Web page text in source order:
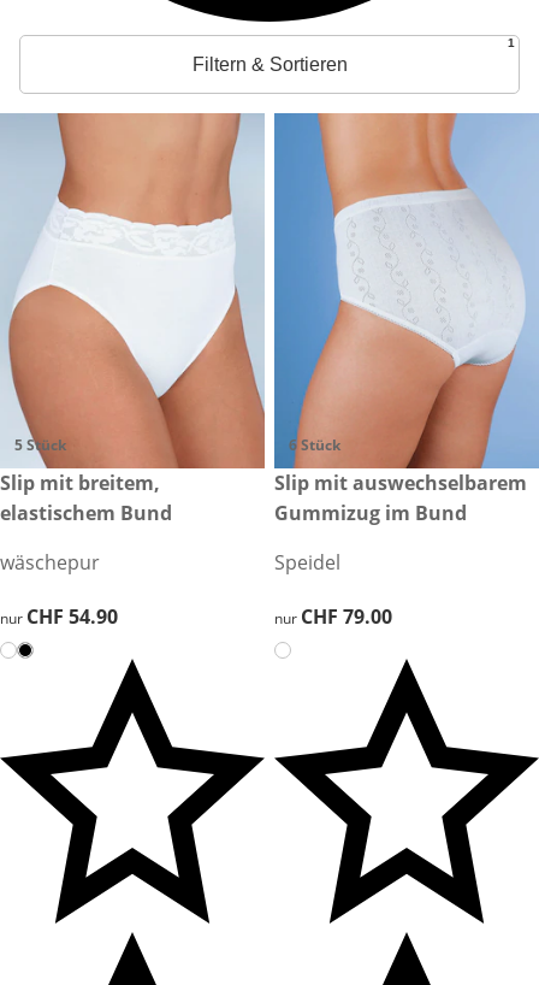
Filtern & Sortieren
1
5 Stück
CHF 54.90
Slip mit breitem,
elastischem Bund
wäschepur
CHF 54.90
nur CHF 54.90
6 Stück
CHF 79.00
Slip mit auswechselbarem
Gummizug im Bund
Speidel
CHF 79.00
nur CHF 79.00